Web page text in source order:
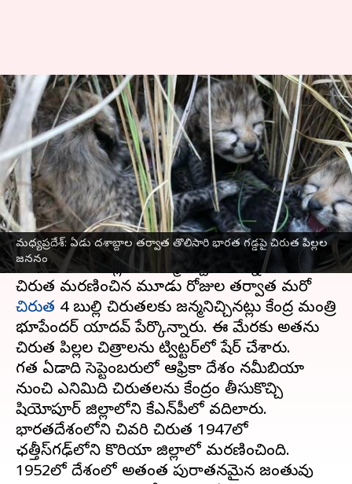
మధ్యప్రదేశ్: ఏడు దశాబ్దాల తర్వాత తొలిసారి భారత గడ్డపై చిరుత పిల్లల
జననం
మధ్యప్రదేశ్: ఏడు దశాబ్దాల తర్వాత
తొలిసారి భారత గడ్డపై చిరుత పిల్లల
జననం
వ్రాసిన వారు Stalin Mar 29, 2023 05:11 pm
ఈ వార్తాకథనం ఏంటి
మధ్యప్రదేశ్‌లోని కునో నేషనల్ పార్క్‌లో నమీబియా
చిరుతపులి 4 పిల్లలకు జన్మనిచ్చింది. కిడ్నీ వ్యాధితో ఒక
చిరుత మరణించిన మూడు రోజుల తర్వాత మరో
చిరుత 4 బుల్లి చిరుతలకు జన్మనిచ్చినట్లు కేంద్ర మంత్రి
భూపేందర్ యాదవ్ పేర్కొన్నారు. ఈ మేరకు అతను
చిరుత పిల్లల చిత్రాలను ట్విట్టర్‌లో షేర్ చేశారు.
గత ఏడాది సెప్టెంబరులో ఆఫ్రికా దేశం నమీబియా
నుంచి ఎనిమిది చిరుతలను కేంద్రం తీసుకొచ్చి
షియోపూర్ జిల్లాలోని కేఎన్‌పీలో వదిలారు.
భారతదేశంలోని చివరి చిరుత 1947లో
ఛత్తీస్‌గఢ్‌లోని కొరియా జిల్లాలో మరణించింది.
1952లో దేశంలో అత్యంత పురాతనమైన జంతువు